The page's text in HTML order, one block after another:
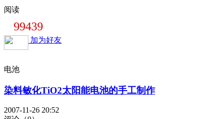
阅读
99439
加为好友
电池
染料敏化TiO2太阳能电池的手工制作
2007-11-26 20:52